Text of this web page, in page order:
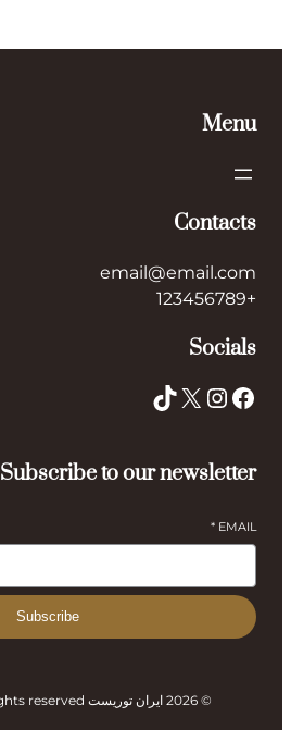
Menu
Contacts
email@email.com
+123456789
Socials
Facebook
Instagram
X
TikTok
Subscribe to our newsletter
EMAIL
*
Subscribe
© 2026 ایران توریست Iran Tourist. All rights reserved.